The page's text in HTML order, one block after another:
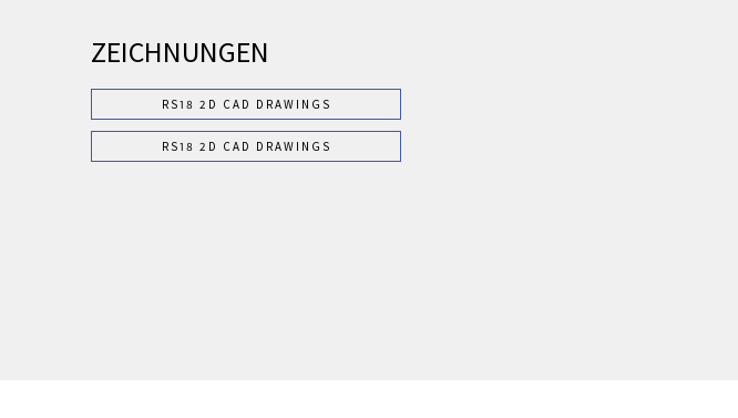
ZEICHNUNGEN
RS18 2D CAD DRAWINGS
RS18 2D CAD DRAWINGS